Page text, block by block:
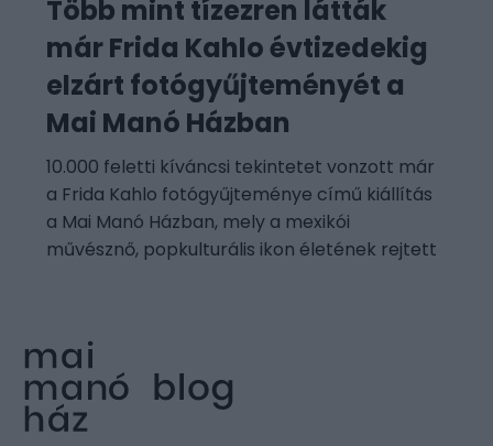
Több mint tízezren látták
már Frida Kahlo évtizedekig
elzárt fotógyűjteményét a
Mai Manó Házban
10.000 feletti kíváncsi tekintetet vonzott már
a Frida Kahlo fotógyűjteménye című kiállítás
a Mai Manó Házban, mely a mexikói
művésznő, popkulturális ikon életének rejtett